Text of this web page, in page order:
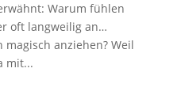
Warum fühlen
oft langweilig an…
anziehen? Weil
mit...